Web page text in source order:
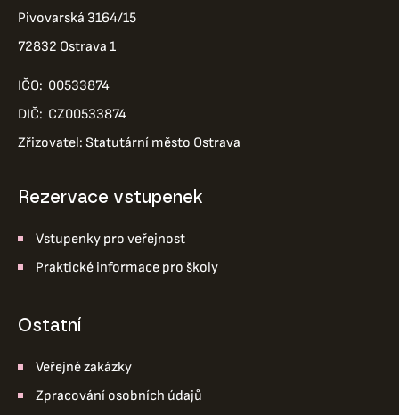
Pivovarská 3164/15
72832 Ostrava 1
IČO: 00533874
DIČ: CZ00533874
Zřizovatel: Statutární město Ostrava
Rezervace vstupenek
Vstupenky pro veřejnost
Praktické informace pro školy
ostatní
Veřejné zakázky
Zpracování osobních údajů